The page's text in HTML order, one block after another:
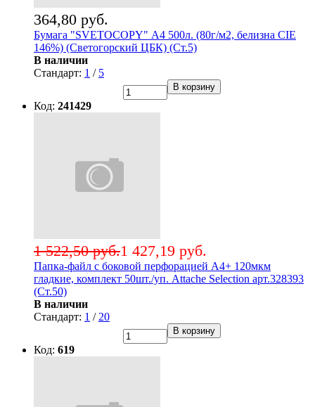
364,80 руб.
Бумага "SVETOCOPY" А4 500л. (80г/м2, белизна CIE
146%) (Светогорский ЦБК) (Ст.5)
В наличии
Стандарт: 1 / 5
В корзину
Код: 241429
1 427,19 руб.
1 522,50 руб.
Папка-файл с боковой перфорацией А4+ 120мкм
гладкие, комплект 50шт./уп. Attache Selection арт.328393
(Ст.50)
В наличии
Стандарт: 1 / 20
В корзину
Код: 619